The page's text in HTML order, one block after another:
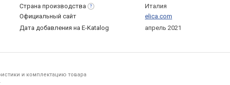
Страна производства
Италия
Официальный сайт
elica.com
Дата добавления на E-Katalog
апрель 2021
и комплектацию товара